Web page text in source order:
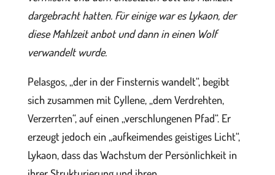
dargebracht hatten. Für einige war es Lykaon, der
diese Mahlzeit anbot und dann in einen Wolf
verwandelt wurde.
Pelasgos, „der in der Finsternis wandelt“, begibt
sich zusammen mit Cyllene, „dem Verdrehten,
Verzerrten“, auf einen „verschlungenen Pfad“. Er
erzeugt jedoch ein „aufkeimendes geistiges Licht“,
Lykaon, dass das Wachstum der Persönlichkeit in